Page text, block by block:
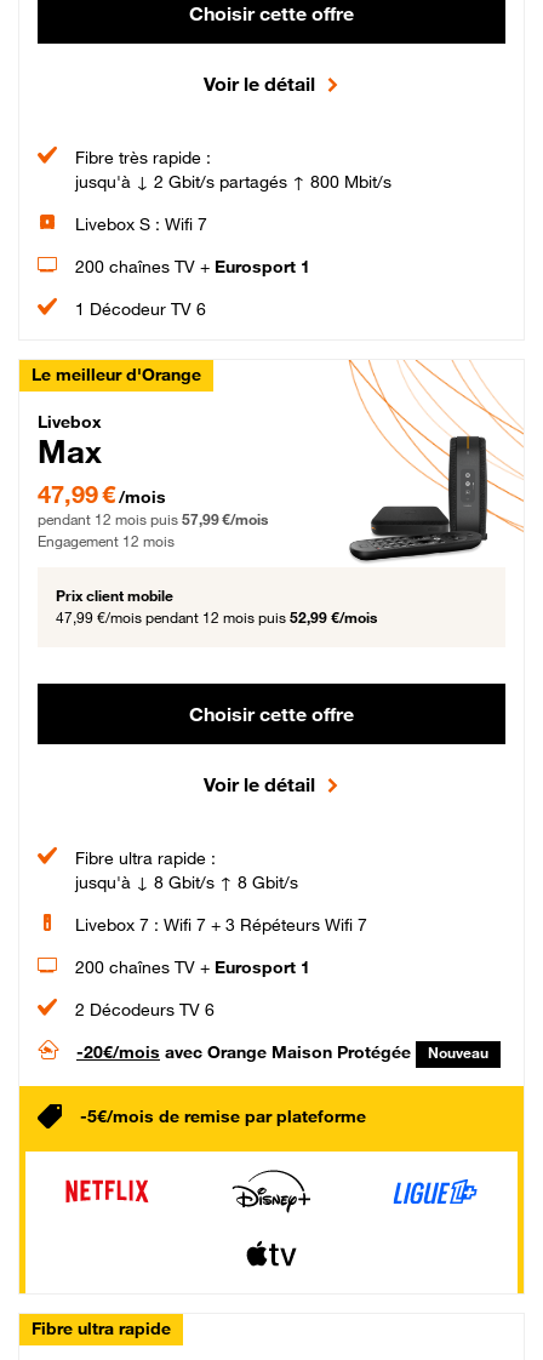
Choisir cette offre
Voir le détail
Fibre très rapide :
jusqu'à ↓ 2 Gbit/s partagés ↑ 800 Mbit/s
Livebox S : Wifi 7
200 chaînes TV + Eurosport 1
1 Décodeur TV 6
Le meilleur d'Orange
Livebox Max Fibre
Livebox
Max
47,99 € par mois pendant 12 mois puis 57,99 € par mois, Engagement 12 mois
47,99 €/mois
pendant 12 mois puis 57,99 €/mois
Engagement 12 mois
Prix client mobile
47,99 €/mois pendant 12 mois puis 52,99 €/mois
Choisir cette offre
Voir le détail
Fibre ultra rapide :
jusqu'à ↓ 8 Gbit/s ↑ 8 Gbit/s
Livebox 7 : Wifi 7 + 3 Répéteurs Wifi 7
200 chaînes TV + Eurosport 1
2 Décodeurs TV 6
-20€/mois avec Orange Maison Protégée Nouveau
-5€/mois de remise par plateforme
Fibre ultra rapide